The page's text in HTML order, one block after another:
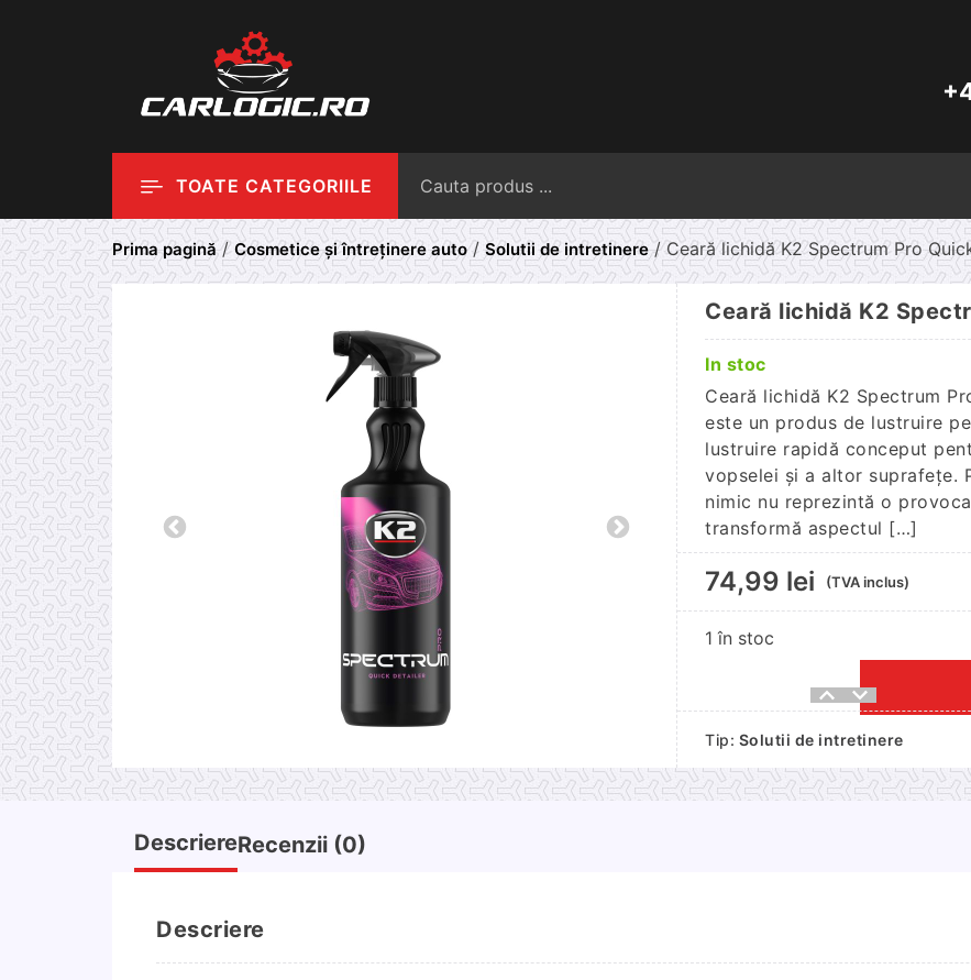
TOATE CATEGORIILE
Prima pagină/Cosmetice și întreținere auto/Solutii de intretinere/ Ceară lichidă K2 Spectrum Pro
Ceară lichidă K2
In stoc
Ceară lichidă K2 Spectrum
este un produs de lustruire
lustruire rapidă conceput
vopselei și a altor suprafețe.
nimic nu reprezintă o
transformă aspectul […]
74,99 lei (TVA inclus)
1 în stoc
Cantitate
lichidă
K2
Spectrum
Tip: Solutii de intretinere
DescriereRecenzii (0)
Descriere